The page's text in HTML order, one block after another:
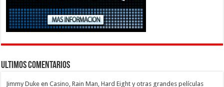
Ultimos Comentarios
Jimmy Duke enCasino, Rain Man, Hard Eight y otras grandes películas